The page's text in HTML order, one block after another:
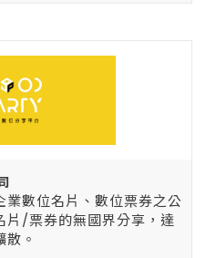
數位名片、數位票券之公
片/票券的無國界分享，達
。